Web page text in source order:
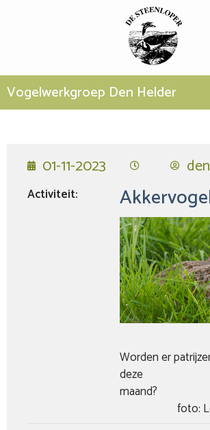
Vogelwerkgroep Den Helder
01-11-2023
Activiteit:
Worden er
deze
foto: Leo